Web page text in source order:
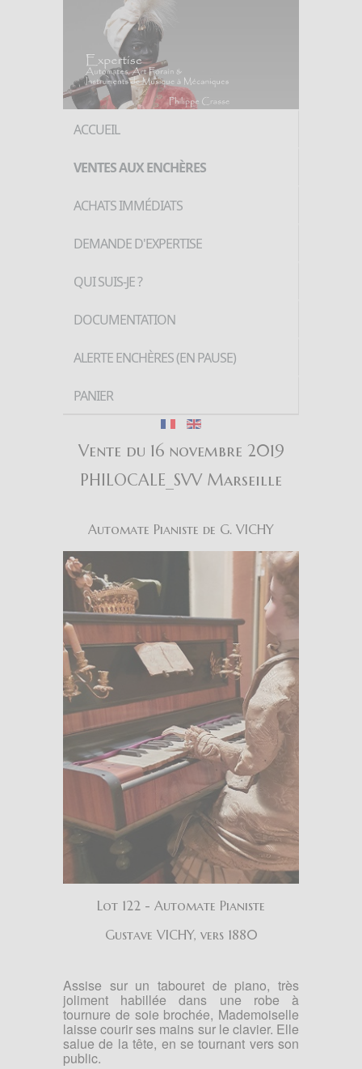
ACCUEIL
VENTES AUX ENCHÈRES
ACHATS IMMÉDIATS
DEMANDE D'EXPERTISE
QUI SUIS-JE ?
DOCUMENTATION
ALERTE ENCHÈRES (EN PAUSE)
PANIER
Vente du 16 novembre 2019
PHILOCALE_SVV Marseille
Automate Pianiste de G. VICHY
Lot 122 - Automate Pianiste
Gustave VICHY, vers 1880
Assise sur un tabouret de piano, très
joliment habillée dans une robe à
tournure de soie brochée, Mademoiselle
laisse courir ses mains sur le clavier. Elle
salue de la tête, en se tournant vers son
public.